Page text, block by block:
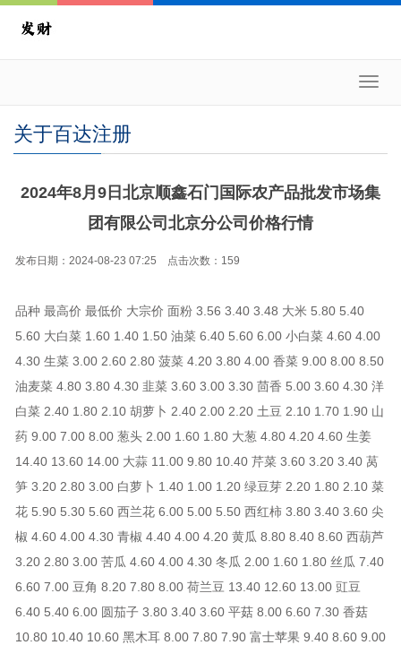
关于百达注册
2024年8月9日北京顺鑫石门国际农产品批发市场集
团有限公司北京分公司价格行情
发布日期：2024-08-23 07:25 点击次数：159
品种 最高价 最低价 大宗价 面粉 3.56 3.40 3.48 大米 5.80 5.40
5.60 大白菜 1.60 1.40 1.50 油菜 6.40 5.60 6.00 小白菜 4.60 4.00
4.30 生菜 3.00 2.60 2.80 菠菜 4.20 3.80 4.00 香菜 9.00 8.00 8.50
油麦菜 4.80 3.80 4.30 韭菜 3.60 3.00 3.30 茴香 5.00 3.60 4.30 洋
白菜 2.40 1.80 2.10 胡萝卜 2.40 2.00 2.20 土豆 2.10 1.70 1.90 山
药 9.00 7.00 8.00 葱头 2.00 1.60 1.80 大葱 4.80 4.20 4.60 生姜
14.40 13.60 14.00 大蒜 11.00 9.80 10.40 芹菜 3.60 3.20 3.40 莴
笋 3.20 2.80 3.00 白萝卜 1.40 1.00 1.20 绿豆芽 2.20 1.80 2.10 菜
花 5.90 5.30 5.60 西兰花 6.00 5.00 5.50 西红柿 3.80 3.40 3.60 尖
椒 4.60 4.00 4.30 青椒 4.40 4.00 4.20 黄瓜 8.80 8.40 8.60 西葫芦
3.20 2.80 3.00 苦瓜 4.60 4.00 4.30 冬瓜 2.00 1.60 1.80 丝瓜 7.40
6.60 7.00 豆角 8.20 7.80 8.00 荷兰豆 13.40 12.60 13.00 豇豆
6.40 5.40 6.00 圆茄子 3.80 3.40 3.60 平菇 8.00 6.60 7.30 香菇
10.80 10.40 10.60 黑木耳 8.00 7.80 7.90 富士苹果 9.40 8.60 9.00